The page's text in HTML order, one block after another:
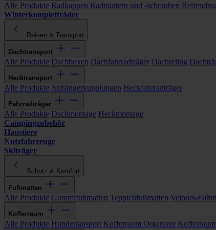
Alle Produkte Radkappen Radmuttern und -schrauben
Winterkompletträder
Reisen & Transport
Dachtransport
Alle Produkte Dachboxen Dachfahrradträger Dachreling
Hecktransport
Alle Produkte Anhängerkupplungen Heckfahrradträger
Fahrradträger
Alle Produkte Dachmontage Heckmontage
Campingzubehör
Haustiere
Nutzfahrzeuge
Skiträger
Schutz & Komfort
Fußmatten
Alle Produkte Gummifußmatten Teppichfußmatten Velours-
Kofferraum
Alle Produkte Hundetransport Kofferraum Organizer